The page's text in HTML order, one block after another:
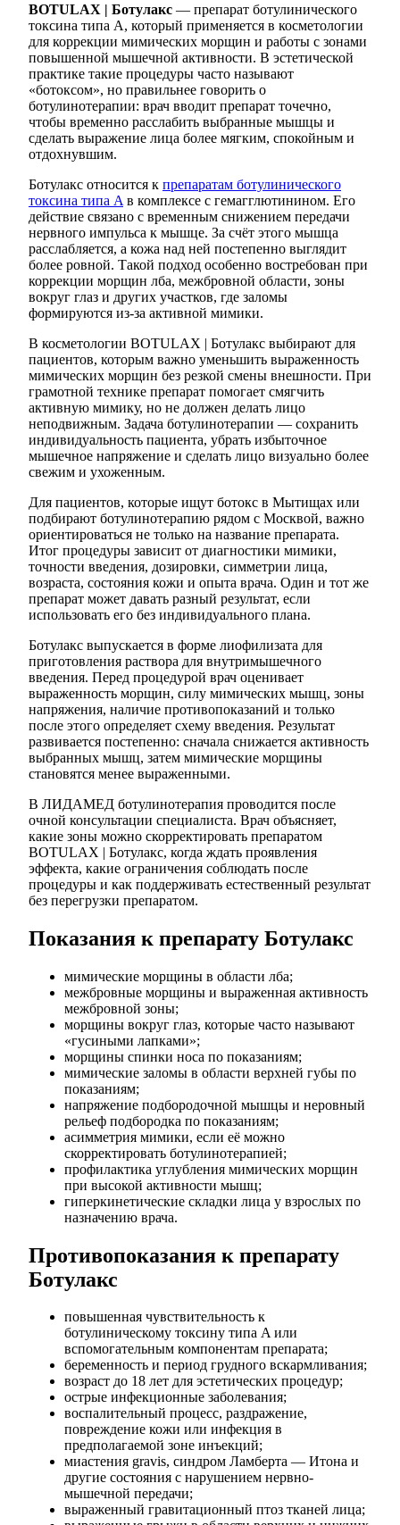
BOTULAX | Ботулакс — препарат ботулинического
токсина типа A, который применяется в косметологии
для коррекции мимических морщин и работы с зонами
повышенной мышечной активности. В эстетической
практике такие процедуры часто называют
«ботоксом», но правильнее говорить о
ботулинотерапии: врач вводит препарат точечно,
чтобы временно расслабить выбранные мышцы и
сделать выражение лица более мягким, спокойным и
отдохнувшим.
Ботулакс относится к препаратам ботулинического
токсина типа A в комплексе с гемагглютинином. Его
действие связано с временным снижением передачи
нервного импульса к мышце. За счёт этого мышца
расслабляется, а кожа над ней постепенно выглядит
более ровной. Такой подход особенно востребован при
коррекции морщин лба, межбровной области, зоны
вокруг глаз и других участков, где заломы
формируются из-за активной мимики.
В косметологии BOTULAX | Ботулакс выбирают для
пациентов, которым важно уменьшить выраженность
мимических морщин без резкой смены внешности. При
грамотной технике препарат помогает смягчить
активную мимику, но не должен делать лицо
неподвижным. Задача ботулинотерапии — сохранить
индивидуальность пациента, убрать избыточное
мышечное напряжение и сделать лицо визуально более
свежим и ухоженным.
Для пациентов, которые ищут ботокс в Мытищах или
подбирают ботулинотерапию рядом с Москвой, важно
ориентироваться не только на название препарата.
Итог процедуры зависит от диагностики мимики,
точности введения, дозировки, симметрии лица,
возраста, состояния кожи и опыта врача. Один и тот же
препарат может давать разный результат, если
использовать его без индивидуального плана.
Ботулакс выпускается в форме лиофилизата для
приготовления раствора для внутримышечного
введения. Перед процедурой врач оценивает
выраженность морщин, силу мимических мышц, зоны
напряжения, наличие противопоказаний и только
после этого определяет схему введения. Результат
развивается постепенно: сначала снижается активность
выбранных мышц, затем мимические морщины
становятся менее выраженными.
В ЛИДАМЕД ботулинотерапия проводится после
очной консультации специалиста. Врач объясняет,
какие зоны можно скорректировать препаратом
BOTULAX | Ботулакс, когда ждать проявления
эффекта, какие ограничения соблюдать после
процедуры и как поддерживать естественный результат
без перегрузки препаратом.
Показания к препарату Ботулакс
мимические морщины в области лба;
межбровные морщины и выраженная активность
межбровной зоны;
морщины вокруг глаз, которые часто называют
«гусиными лапками»;
морщины спинки носа по показаниям;
мимические заломы в области верхней губы по
показаниям;
напряжение подбородочной мышцы и неровный
рельеф подбородка по показаниям;
асимметрия мимики, если её можно
скорректировать ботулинотерапией;
профилактика углубления мимических морщин
при высокой активности мышц;
гиперкинетические складки лица у взрослых по
назначению врача.
Противопоказания к препарату
Ботулакс
повышенная чувствительность к
ботулиническому токсину типа A или
вспомогательным компонентам препарата;
беременность и период грудного вскармливания;
возраст до 18 лет для эстетических процедур;
острые инфекционные заболевания;
воспалительный процесс, раздражение,
повреждение кожи или инфекция в
предполагаемой зоне инъекций;
миастения gravis, синдром Ламберта — Итона и
другие состояния с нарушением нервно-
мышечной передачи;
выраженный гравитационный птоз тканей лица;